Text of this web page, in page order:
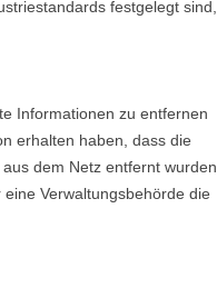
festgelegt sind,
Informationen zu entfernen
erhalten haben, dass die
dem Netz entfernt wurden
Verwaltungsbehörde die